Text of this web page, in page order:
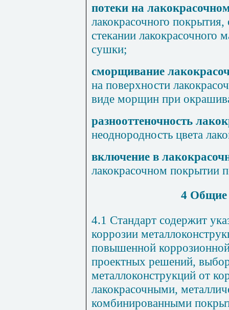
потеки на
лакокрасочного
стекании лакокрасочного
сушки;
сморщивание
на поверхности
виде морщин при
разнооттеночность
неоднородность цвета
включение в
лакокрасочном покрытии
4 Общие
4.1 Стандарт содержит
коррозии
повышенной
проектных решений,
металлоконструкций от
лакокрасочными,
комбинированными